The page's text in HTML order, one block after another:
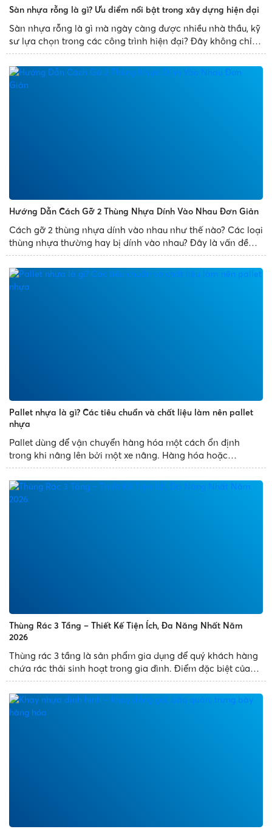
Sàn nhựa rỗng là gì? Ưu điểm nổi bật trong xây dựng hiện đại
Sàn nhựa rỗng là gì mà ngày càng được nhiều nhà thầu, kỹ
sư lựa chọn trong các công trình hiện đại? Đây không chỉ là
giải pháp thay thế cho sàn bê tông truyền thống mà còn
mang đến nhiều ưu điểm vượt trội như giảm trọng tải...
Hướng Dẫn Cách Gỡ 2 Thùng Nhựa Dính Vào Nhau Đơn Giản
Cách gỡ 2 thùng nhựa dính vào nhau như thế nào? Các loại
thùng nhựa thường hay bị dính vào nhau? Đây là vấn đề
thường gặp phải của mọi người. Để giúp bạn xử lý sự cố
trên một cách dễ dàng, Nhựa Phát Thành chia sẻ bài...
Pallet nhựa là gì? Các tiêu chuẩn và chất liệu làm nên pallet
nhựa
Pallet dùng để vận chuyển hàng hóa một cách ổn định
trong khi nâng lên bởi một xe nâng. Hàng hóa hoặc
container vận chuyển thường được đặt trên pallet được
đảm bảo khi vận chuyển. Kể từ khi pallet được ra đời, việc
sử dụng nó thay thế...
Thùng Rác 3 Tầng – Thiết Kế Tiện Ích, Đa Năng Nhất Năm
2026
Thùng rác 3 tầng là sản phẩm gia dụng để quý khách hàng
chứa rác thải sinh hoạt trong gia đình. Điểm đặc biệt của
sản phẩm là thùng rác thiết kế 3 ngăn, có nhiều diện tích
chứa đựng rác và mang đến tiện ích cho quý khách...